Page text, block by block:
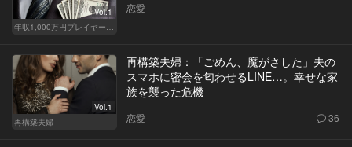
Vol.1
年収1,000万円プレイヤーの家計簿
恋愛
Vol.1
再構築夫婦
再構築夫婦：「ごめん、魔がさした」夫の
スマホに密会を匂わせるLINE…。幸せな家
族を襲った危機
恋愛 36